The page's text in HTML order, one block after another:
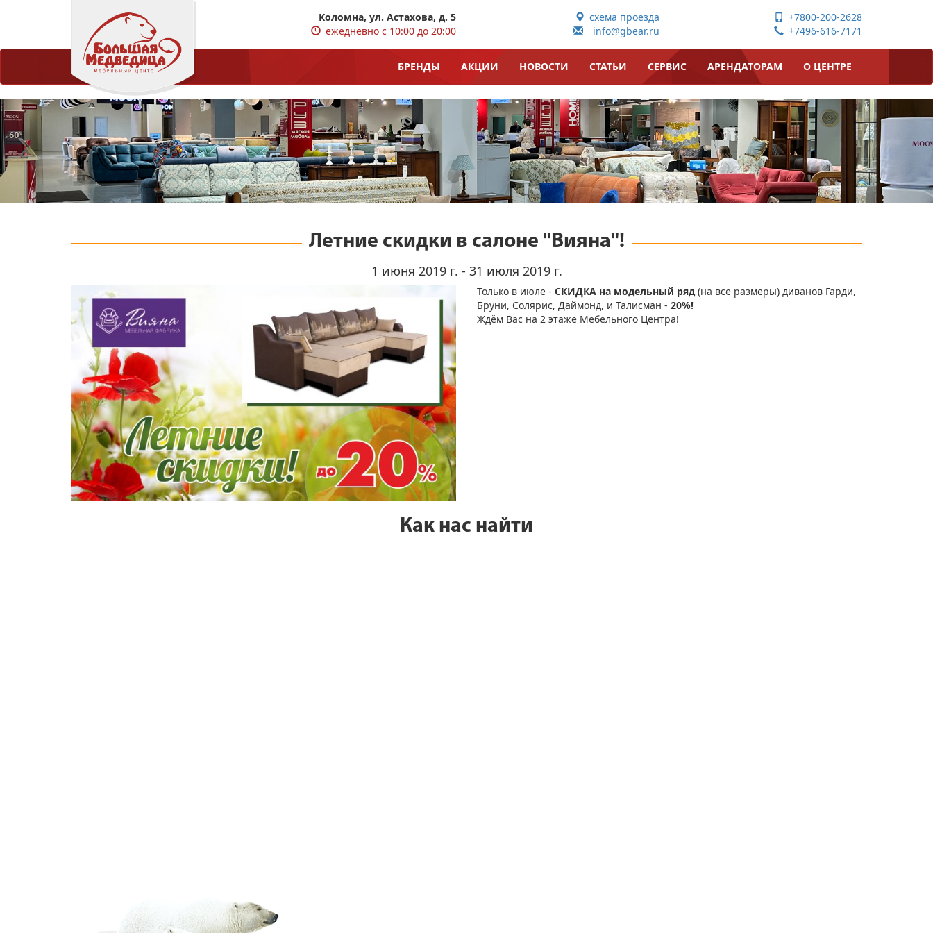
Коломна, ул. Астахова, д. 5
ежедневно с 10:00 до 20:00
схема проезда
info@gbear.ru
+7800-200-2628
+7496-616-7171
БРЕНДЫ АКЦИИ НОВОСТИ СТАТЬИ СЕРВИС АРЕНДАТОРАМ О ЦЕНТРЕ
Летние скидки в салоне "Вияна"!
1 июня 2019 г. - 31 июля 2019 г.
Только в июле - СКИДКА на модельный ряд (на все размеры) диванов Гарди,
Бруни, Солярис, Даймонд, и Талисман - 20%!
Ждём Вас на 2 этаже Мебельного Центра!
Как нас найти